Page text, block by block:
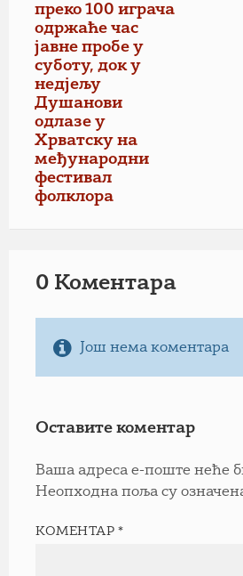
преко 100 играча
одржаће час
јавне пробе у
суботу, док у
недјељу
Душанови
одлазе у
Хрватску на
међународни
фестивал
фолклора
0 Коментарa
Још нема коментара
Оставите коментар
Ваша адреса е-поште неће
Неопходна поља су
КОМЕНТАР*